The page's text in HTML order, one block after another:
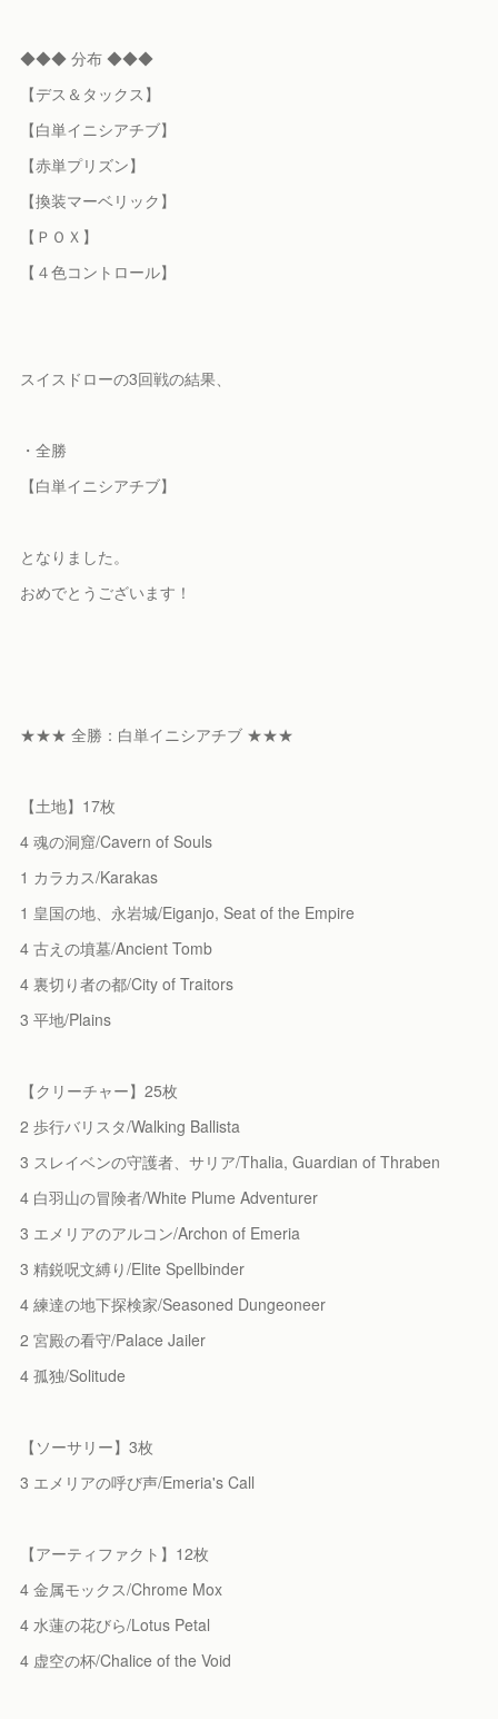
◆◆◆ 分布 ◆◆◆
【デス＆タックス】
【白単イニシアチブ】
【赤単プリズン】
【換装マーベリック】
【ＰＯＸ】
【４色コントロール】
スイスドローの3回戦の結果、
・全勝
【白単イニシアチブ】
となりました。
おめでとうございます！
★★★ 全勝：白単イニシアチブ ★★★
【土地】17枚
4 魂の洞窟/Cavern of Souls
1 カラカス/Karakas
1 皇国の地、永岩城/Eiganjo, Seat of the Empire
4 古えの墳墓/Ancient Tomb
4 裏切り者の都/City of Traitors
3 平地/Plains
【クリーチャー】25枚
2 歩行バリスタ/Walking Ballista
3 スレイベンの守護者、サリア/Thalia, Guardian of Thraben
4 白羽山の冒険者/White Plume Adventurer
3 エメリアのアルコン/Archon of Emeria
3 精鋭呪文縛り/Elite Spellbinder
4 練達の地下探検家/Seasoned Dungeoneer
2 宮殿の看守/Palace Jailer
4 孤独/Solitude
【ソーサリー】3枚
3 エメリアの呼び声/Emeria's Call
【アーティファクト】12枚
4 金属モックス/Chrome Mox
4 水蓮の花びら/Lotus Petal
4 虚空の杯/Chalice of the Void